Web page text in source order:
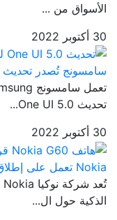
الأسواق من ...
30 أكتوبر 2022
سامسونج تُصدر تحديث One UI 5.0 لهاتف Galaxy S21 FE
تحديث One UI 5.0...
30 أكتوبر 2022
Nokia تعمل على إطلاق هاتف Nokia G60 قريباً في الهند
الذكية حول ال...